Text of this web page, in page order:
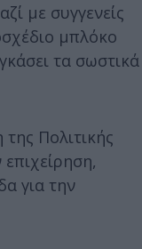
με συγγενείς
μπλόκο
τα σωστικά
Πολιτικής
για την